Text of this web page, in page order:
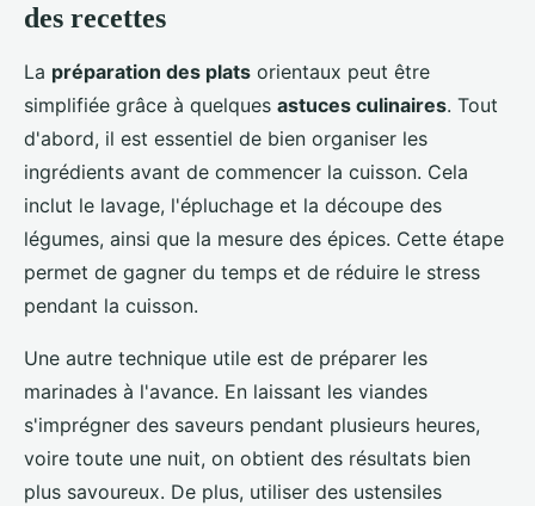
des recettes
La préparation des plats orientaux peut être
simplifiée grâce à quelques astuces culinaires. Tout
d'abord, il est essentiel de bien organiser les
ingrédients avant de commencer la cuisson. Cela
inclut le lavage, l'épluchage et la découpe des
légumes, ainsi que la mesure des épices. Cette étape
permet de gagner du temps et de réduire le stress
pendant la cuisson.
Une autre technique utile est de préparer les
marinades à l'avance. En laissant les viandes
s'imprégner des saveurs pendant plusieurs heures,
voire toute une nuit, on obtient des résultats bien
plus savoureux. De plus, utiliser des ustensiles